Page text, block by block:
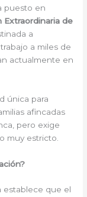
puesto en
Extraordinaria de
a
a miles de
actualmente en
única para
afincadas
pero exige
muy estricto.
establece que el